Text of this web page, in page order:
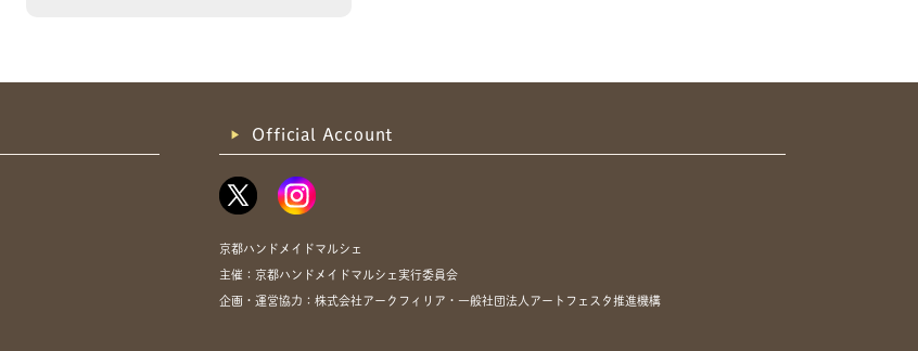
Official Account
京都ハンドメイドマルシェ
主催：京都ハンドメイドマルシェ実行委員会
企画・運営協力：株式会社アークフィリア・一般社団法人アートフェスタ推進機構